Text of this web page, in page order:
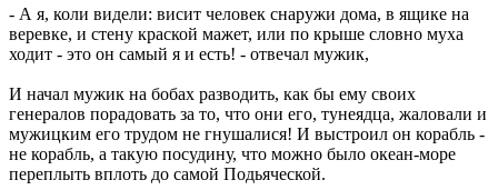
- А я, коли видели: висит человек снаружи дома, в ящике на
веревке, и стену краской мажет, или по крыше словно муха
ходит - это он самый я и есть! - отвечал мужик,
И начал мужик на бобах разводить, как бы ему своих
генералов порадовать за то, что они его, тунеядца, жаловали и
мужицким его трудом не гнушалися! И выстроил он корабль -
не корабль, а такую посудину, что можно было океан-море
переплыть вплоть до самой Подьяческой.